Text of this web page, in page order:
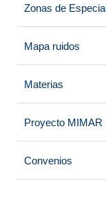
Zonas de
Mapa ruidos
Materias
Proyecto MIMAR
Convenios